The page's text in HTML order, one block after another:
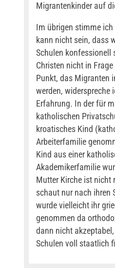
Migrantenkinder auf
Im übrigen stimme
kann nicht sein, dass
Schulen konfessionell
Christen nicht in
Punkt, das Migranten
werden, widerspreche
Erfahrung. In der für
katholischen
kroatisches Kind
Arbeiterfamilie
Kind aus einer
Akademikerfamilie
Mutter Kirche ist nicht
schaut nur nach ihren
wurde vielleicht ihr
genommen da
dann nicht
Schulen voll staatlich